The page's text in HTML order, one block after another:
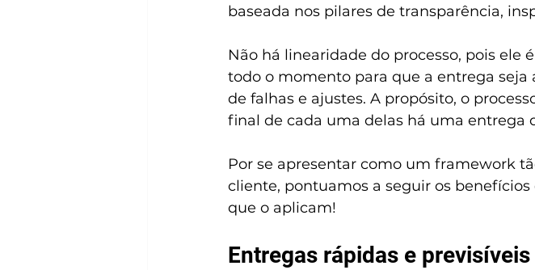
baseada nos pilares de transparência,
Não há linearidade do processo, pois ele
todo o momento para que a entrega
de falhas e ajustes. A propósito, o
final de cada uma delas há uma entrega
Por se apresentar como um framework
cliente, pontuamos a seguir os
que o aplicam!
Entregas rápidas e previsíveis